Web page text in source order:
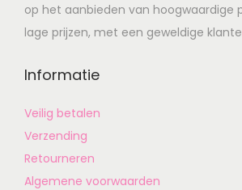
op het aanbieden van hoogwaardige
lage prijzen, met een geweldige
Informatie
Veilig betalen
Verzending
Retourneren
Algemene voorwaarden